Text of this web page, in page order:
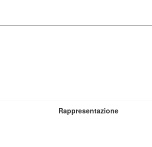
Rappresentazione